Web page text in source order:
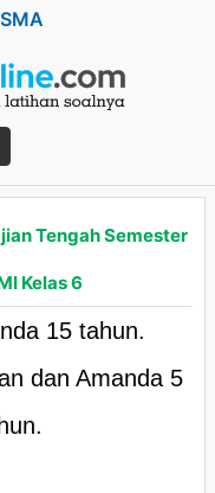
SMA
Tengah Semester
Kelas 6
15 tahun.
dan Amanda 5